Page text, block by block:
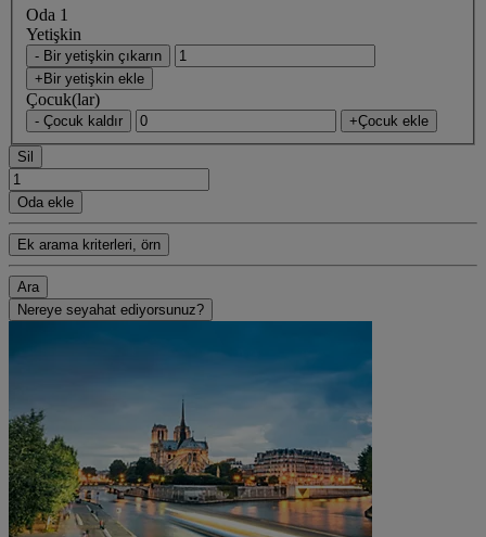
Oda 1
Yetişkin
- Bir yetişkin çıkarın
+Bir yetişkin ekle
Çocuk(lar)
- Çocuk kaldır +Çocuk ekle
Sil
Oda ekle
Ek arama kriterleri, örn
Ara
Nereye seyahat ediyorsunuz?